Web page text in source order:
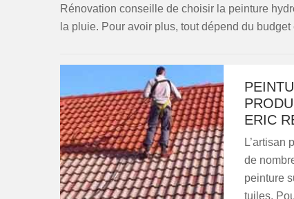
Rénovation conseille de choisir la peinture
la pluie. Pour avoir plus, tout dépend du budget
ERIC
L’artisan
de
peinture
tuiles.